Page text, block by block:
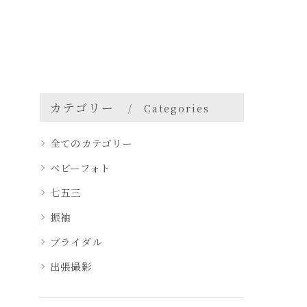
カテゴリー Categories
全てのカテゴリー
ベビーフォト
七五三
振袖
ブライダル
出張撮影